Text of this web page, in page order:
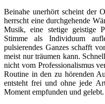
Beinahe unerhört scheint der
herrscht eine durchgehende
Musik, eine stetige geistige
Stimme als Individuum
pulsierendes Ganzes schafft
meist nur träumen kann.
nicht vom Professionalismus
Routine in den zu hörenden
entsteht frei und ohne jede
Moment empfunden und gelebt.